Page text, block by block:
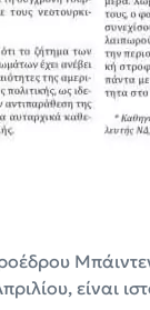
είναι